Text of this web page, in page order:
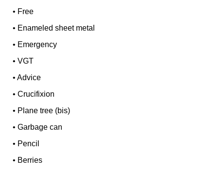
• Free
• Enameled sheet metal
• Emergency
•VGT
•Advice
•Crucifixion
• Plane tree (bis)
•Garbage can
• Pencil
• Berries